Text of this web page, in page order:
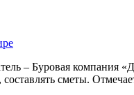
– Буровая компания
сметы.